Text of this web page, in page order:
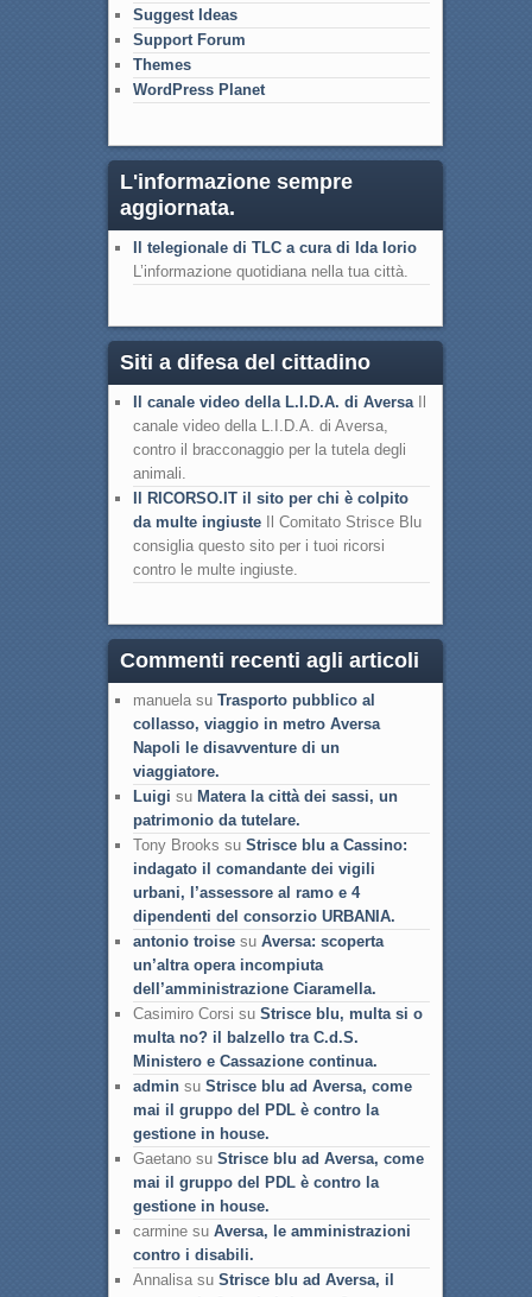
Suggest Ideas
Support Forum
Themes
WordPress Planet
L'informazione sempre
aggiornata.
Il telegionale di TLC a cura di Ida Iorio
L’informazione quotidiana nella tua città.
Siti a difesa del cittadino
Il canale video della L.I.D.A. di AversaIl
canale video della L.I.D.A. di Aversa,
contro il bracconaggio per la tutela degli
animali.
Il RICORSO.IT il sito per chi è colpito
da multe ingiusteIl Comitato Strisce Blu
consiglia questo sito per i tuoi ricorsi
contro le multe ingiuste.
Commenti recenti agli articoli
manuela su Trasporto pubblico al
collasso, viaggio in metro Aversa
Napoli le disavventure di un
viaggiatore.
Luigi su Matera la città dei sassi, un
patrimonio da tutelare.
Tony Brooks su Strisce blu a Cassino:
indagato il comandante dei vigili
urbani, l’assessore al ramo e 4
dipendenti del consorzio URBANIA.
antonio troisesu Aversa: scoperta
un’altra opera incompiuta
dell’amministrazione Ciaramella.
Casimiro Corsi su Strisce blu, multa si o
multa no? il balzello tra C.d.S.
Ministero e Cassazione continua.
adminsu Strisce blu ad Aversa, come
mai il gruppo del PDL è contro la
gestione in house.
Gaetano su Strisce blu ad Aversa, come
mai il gruppo del PDL è contro la
gestione in house.
carmine su Aversa, le amministrazioni
contro i disabili.
Annalisa su Strisce blu ad Aversa, il